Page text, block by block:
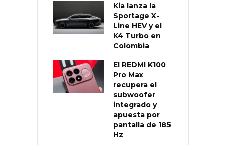
Kia lanza la
Sportage X-
Line HEV y el
K4 Turbo en
Colombia
El REDMI K100
Pro Max
recupera el
subwoofer
integrado y
apuesta por
pantalla de 185
Hz